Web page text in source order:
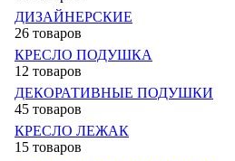
ДИЗАЙНЕРСКИЕ
26 товаров
КРЕСЛО ПОДУШКА
12 товаров
ДЕКОРАТИВНЫЕ ПОДУШКИ
45 товаров
КРЕСЛО ЛЕЖАК
15 товаров